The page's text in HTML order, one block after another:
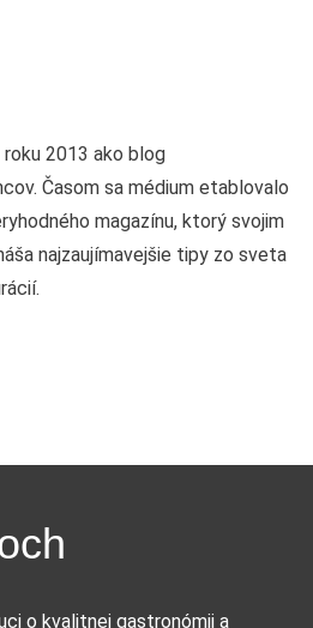
2013 ako blog
Časom sa médium etablovalo
magazínu, ktorý svojim
najzaujímavejšie tipy zo sveta
o kvalitnej gastronómii a